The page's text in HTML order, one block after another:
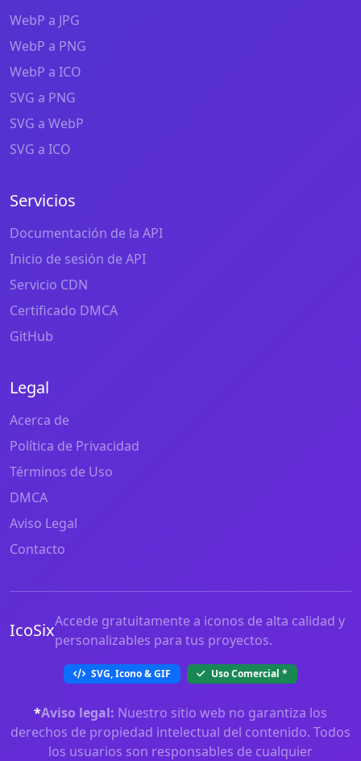
WebP a JPG
WebP a PNG
WebP a ICO
SVG a PNG
SVG a WebP
SVG a ICO
Servicios
Documentación de la API
Inicio de sesión de API
Servicio CDN
Certificado DMCA
GitHub
Legal
Acerca de
Política de Privacidad
Términos de Uso
DMCA
Aviso Legal
Contacto
IcoSixAccede gratuitamente a iconos de alta calidad y
personalizables para tus proyectos.
SVG, Icono & GIF Uso Comercial *
*Aviso legal: Nuestro sitio web no garantiza los
derechos de propiedad intelectual del contenido. Todos
los usuarios son responsables de cualquier